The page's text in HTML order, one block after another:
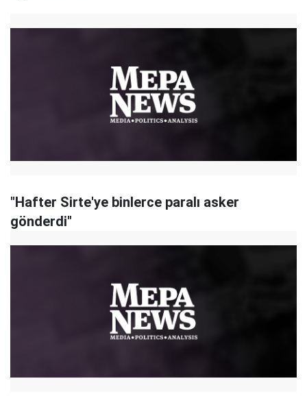
"Hafter Sirte'ye binlerce paralı asker
gönderdi"